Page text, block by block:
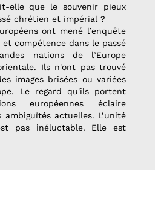
elle que le souvenir pieux
chrétien et impérial ?
ont mené l’enquête
compétence dans le passé
nations de l’Europe
Ils n'ont pas trouvé
images brisées ou variées
Le regard qu'ils portent
européennes éclaire
actuelles. L’unité
pas inéluctable. Elle est